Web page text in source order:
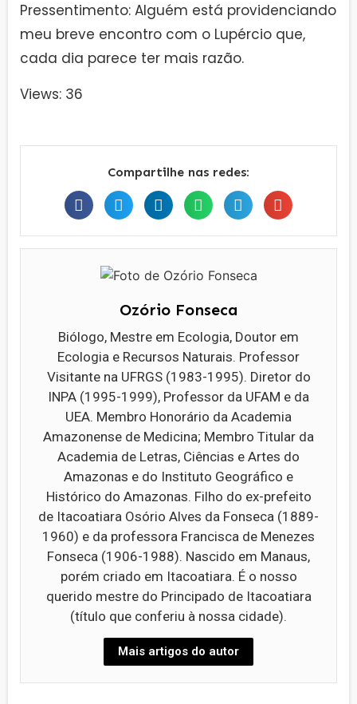
Pressentimento: Alguém está providenciando
meu breve encontro com o Lupércio que,
cada dia parece ter mais razão.
Views: 36
Compartilhe nas redes:
Ozório Fonseca
Biólogo, Mestre em Ecologia, Doutor em
Ecologia e Recursos Naturais. Professor
Visitante na UFRGS (1983-1995). Diretor do
INPA (1995-1999), Professor da UFAM e da
UEA. Membro Honorário da Academia
Amazonense de Medicina; Membro Titular da
Academia de Letras, Ciências e Artes do
Amazonas e do Instituto Geográfico e
Histórico do Amazonas. Filho do ex-prefeito
de Itacoatiara Osório Alves da Fonseca (1889-
1960) e da professora Francisca de Menezes
Fonseca (1906-1988). Nascido em Manaus,
porém criado em Itacoatiara. É o nosso
querido mestre do Principado de Itacoatiara
(título que conferiu à nossa cidade).
Mais artigos do autor